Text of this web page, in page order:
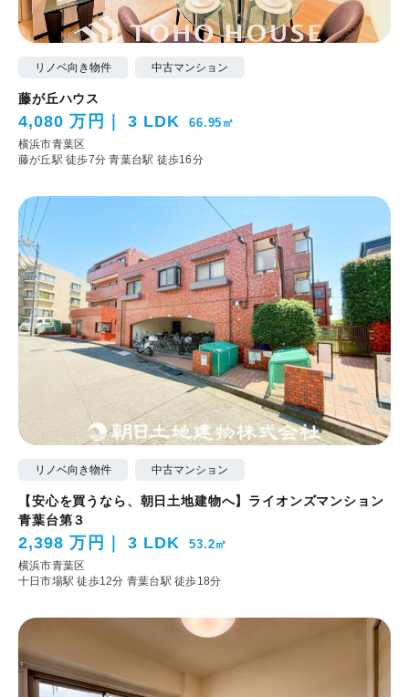
リノベ向き物件 中古マンション
藤が丘ハウス
4,080 万円 3 LDK 66.95㎡
横浜市青葉区
藤が丘駅 徒歩7分青葉台駅 徒歩16分
リノベ向き物件 中古マンション
【安心を買うなら、朝日土地建物へ】ライオンズマンション
青葉台第３
2,398 万円 3 LDK 53.2㎡
横浜市青葉区
十日市場駅 徒歩12分 青葉台駅 徒歩18分